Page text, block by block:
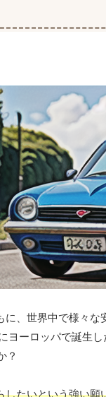
、世界中で様々
ヨーロッパで誕生
？
たいという強い願